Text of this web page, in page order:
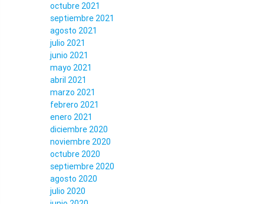
octubre 2021
septiembre 2021
agosto 2021
julio 2021
junio 2021
mayo 2021
abril 2021
marzo 2021
febrero 2021
enero 2021
diciembre 2020
noviembre 2020
octubre 2020
septiembre 2020
agosto 2020
julio 2020